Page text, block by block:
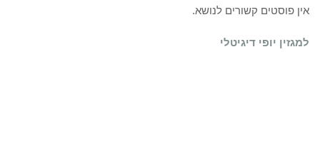
אין פוסטים קשורים לנושא.
למגזין יופי דיגיטלי